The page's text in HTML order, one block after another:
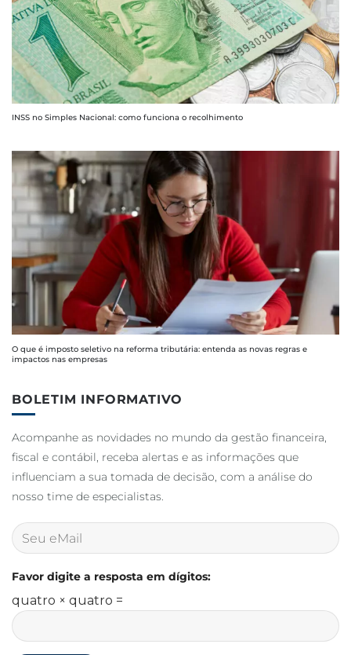
INSS no Simples Nacional: como funciona o recolhimento
O que é imposto seletivo na reforma tributária: entenda as novas regras e
impactos nas empresas
BOLETIM INFORMATIVO
Acompanhe as novidades no mundo da gestão financeira,
fiscal e contábil, receba alertas e as informações que
influenciam a sua tomada de decisão, com a análise do
nosso time de especialistas.
Favor digite a resposta em dígitos:
quatro × quatro =